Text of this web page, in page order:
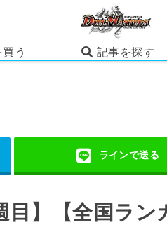
う 記事を探す
目】【全国ラ